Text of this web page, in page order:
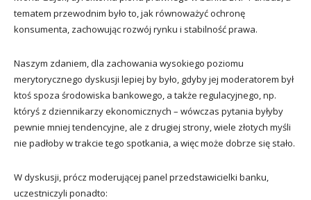
tematem przewodnim było to, jak równoważyć ochronę
konsumenta, zachowując rozwój rynku i stabilność prawa.
Naszym zdaniem, dla zachowania wysokiego poziomu
merytorycznego dyskusji lepiej by było, gdyby jej moderatorem był
ktoś spoza środowiska bankowego, a także regulacyjnego, np.
któryś z dziennikarzy ekonomicznych – wówczas pytania byłyby
pewnie mniej tendencyjne, ale z drugiej strony, wiele złotych myśli
nie padłoby w trakcie tego spotkania, a więc może dobrze się stało.
W dyskusji, prócz moderującej panel przedstawicielki banku,
uczestniczyli ponadto: